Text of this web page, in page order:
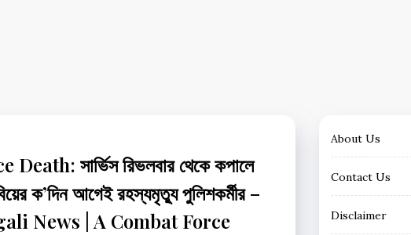
Death: সার্ভিস রিভলবার থেকে কপালে
ক’দিন আগেই রহস্যমৃত্যু পুলিশকর্মীর –
News | A Combat Force
About Us
Contact Us
Disclaimer